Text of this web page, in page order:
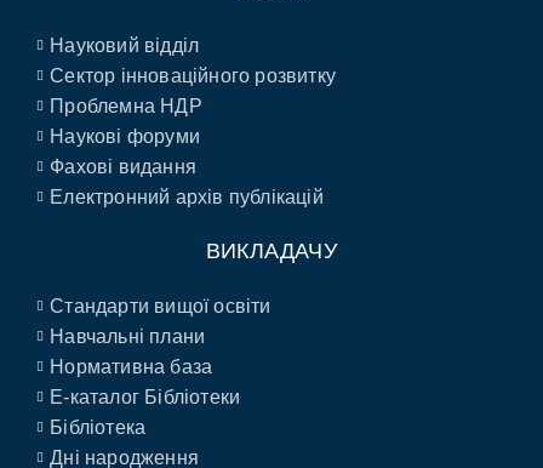
Науковий відділ
Сектор інноваційного розвитку
Проблемна НДР
Наукові форуми
Фахові видання
Електронний архів публікацій
ВИКЛАДАЧУ
Стандарти вищої освіти
Навчальні плани
Нормативна база
E-каталог Бібліотеки
Бібліотека
Дні народження